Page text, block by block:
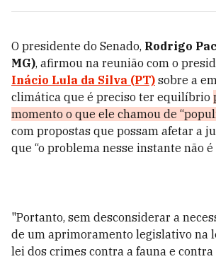
O presidente do Senado, Rodrigo
MG), afirmou na reunião com o
Inácio Lula da Silva (PT) sobre a
climática que é preciso ter equilíbrio
momento o que ele chamou de
com propostas que possam afetar a
que “o problema nesse instante não é
"Portanto, sem desconsiderar a
de um aprimoramento legislativo na
lei dos crimes contra a fauna e contra